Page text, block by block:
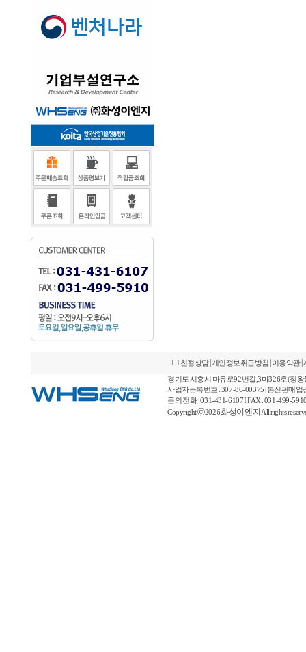
1:1친절상담| 개인정보취급방침 이용약관|
경기도 시흥시 마유로92번길,3마326호(정왕
사업자등록번호 : 307-86-00375 | 통신판매
문의 전화 : 031-431-6107 I FAX : 031-499-
Copyright ⓒ2026화성이엔지 All rights